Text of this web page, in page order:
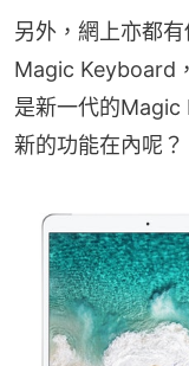
另外，網上亦都
Magic Keyboard
是新一代的Magic
新的功能在內呢？